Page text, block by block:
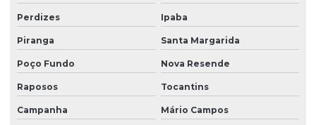
Perdizes Ipaba
Piranga Santa Margarida
Poço Fundo Nova Resende
Raposos Tocantins
Campanha Mário Campos